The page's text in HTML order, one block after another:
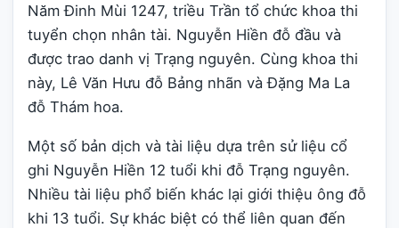
Năm Đinh Mùi 1247, triều Trần tổ chức khoa thi
tuyển chọn nhân tài. Nguyễn Hiền đỗ đầu và
được trao danh vị Trạng nguyên. Cùng khoa thi
này, Lê Văn Hưu đỗ Bảng nhãn và Đặng Ma La
đỗ Thám hoa.
Một số bản dịch và tài liệu dựa trên sử liệu cổ
ghi Nguyễn Hiền 12 tuổi khi đỗ Trạng nguyên.
Nhiều tài liệu phổ biến khác lại giới thiệu ông đỗ
khi 13 tuổi. Sự khác biệt có thể liên quan đến